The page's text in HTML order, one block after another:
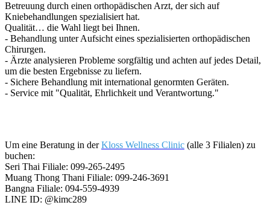
Betreuung durch einen orthopädischen Arzt, der sich auf
Kniebehandlungen spezialisiert hat.
Qualität… die Wahl liegt bei Ihnen.
- Behandlung unter Aufsicht eines spezialisierten orthopädischen
Chirurgen.
- Ärzte analysieren Probleme sorgfältig und achten auf jedes Detail,
um die besten Ergebnisse zu liefern.
- Sichere Behandlung mit international genormten Geräten.
- Service mit "Qualität, Ehrlichkeit und Verantwortung."
Um eine Beratung in derKloss Wellness Clinic (alle 3 Filialen) zu
buchen:
Seri Thai Filiale: 099-265-2495
Muang Thong Thani Filiale: 099-246-3691
Bangna Filiale: 094-559-4939
LINE ID: @kimc289